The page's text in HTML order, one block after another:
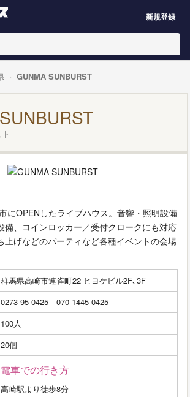
新規登録
GUNMA SUNBURST
にOPENしたライブハウス。音響・照明設備
備、コインロッカー／受付クロークにも対応
上げなどのパーティなど各種イベントの会場
群馬県高崎市連雀町22 ヒヨケビル2F､3F
0273-95-0425 070-1445-0425
100人
20個
電車での行き方
高崎駅より徒歩8分